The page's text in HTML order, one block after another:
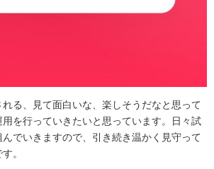
る、見て面白いな、楽しそうだなと思って
用を行っていきたいと思っています。日々試
でいきますので、引き続き温かく見守って
。